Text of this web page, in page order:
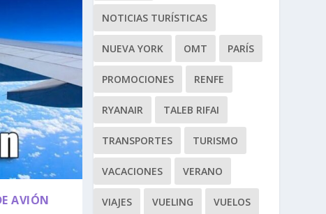
AVIÓN
NOTICIAS TURÍSTICAS
NUEVA YORK OMT PARÍS
PROMOCIONES RENFE
RYANAIR TALEB RIFAI
TRANSPORTES TURISMO
VACACIONES VERANO
VIAJES VUELING VUELOS